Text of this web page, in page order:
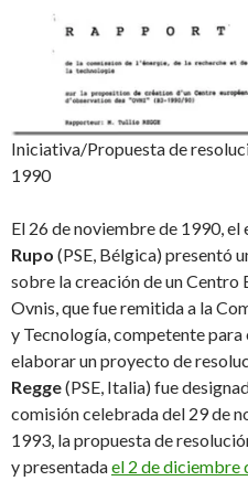
Iniciativa/Propuesta de
1990
El 26 de noviembre de 1990,
Rupo (PSE, Bélgica) presentó
sobre la creación de un Centro
Ovnis, que fue remitida a la
y Tecnología, competente para
elaborar un proyecto de
Regge(PSE, Italia) fue
comisión celebrada del 29 de
1993, la propuesta de
y presentadael 2 de diciembre